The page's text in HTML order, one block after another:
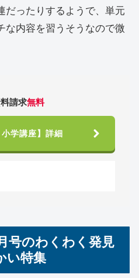
だったりするようで、単元
な内容を習うそうなので微
請求無料
小学講座】詳細
号のわくわく発見
い特集